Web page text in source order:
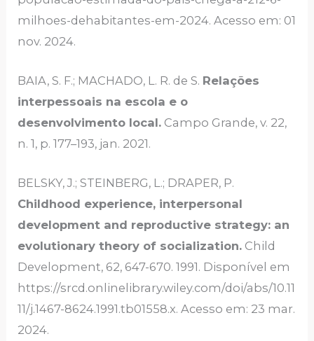
milhoes-dehabitantes-em-2024. Acesso em: 01
nov. 2024.
BAIA, S. F.; MACHADO, L. R. de S. Relações
interpessoais na escola e o
desenvolvimento local. Campo Grande, v. 22,
n. 1, p. 177–193, jan. 2021.
BELSKY, J.; STEINBERG, L.; DRAPER, P.
Childhood experience, interpersonal
development and reproductive strategy: an
evolutionary theory of socialization. Child
Development, 62, 647-670. 1991. Disponível em
https://srcd.onlinelibrary.wiley.com/doi/abs/10.11
11/j.1467-8624.1991.tb01558.x. Acesso em: 23 mar.
2024.